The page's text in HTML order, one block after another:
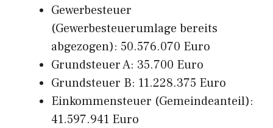
Gewerbesteuer
(Gewerbesteuerumlage bereits
abgezogen): 50.576.070 Euro
Grundsteuer A: 35.700 Euro
Grundsteuer B: 11.228.375 Euro
Einkommensteuer (Gemeindeanteil):
41.597.941 Euro